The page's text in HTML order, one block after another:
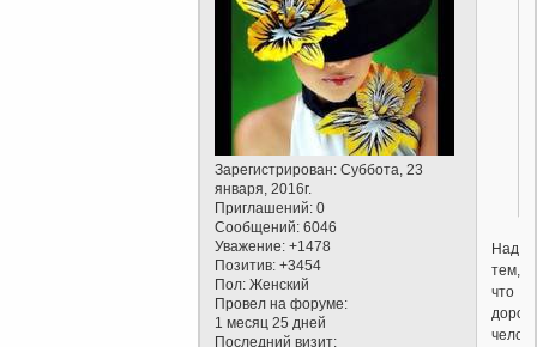
Зарегистрирован: Суббота, 23
января, 2016г.
Приглашений: 0
Сообщений: 6046
Уважение: +1478
Позитив: +3454
Пол: Женский
Провел на форуме:
1 месяц 25 дней
Последний визит:
Над
тем,
что
дорого